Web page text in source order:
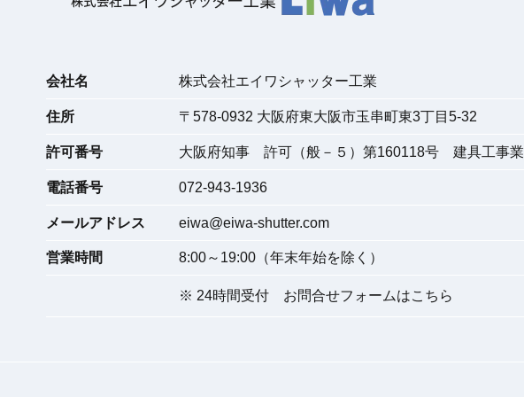
会社名 株式会社エイワシャッター工業
住所 〒 578-0932 大阪府東大阪市玉串町東3丁目5-32
許可番号 大阪府知事 許可（般－５）第160118号 建具工事業
電話番号 072-943-1936
メールアドレス eiwa@eiwa-shutter.com
営業時間 8:00～19:00（年末年始を除く）
※ 24時間受付 お問合せフォームはこちら